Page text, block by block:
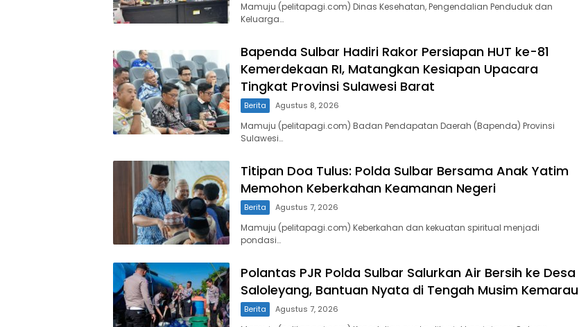
Mamuju (pelitapagi.com) Dinas Kesehatan, Pengendalian Penduduk dan
Keluarga…
Bapenda Sulbar Hadiri Rakor Persiapan HUT ke-81
Kemerdekaan RI, Matangkan Kesiapan Upacara
Tingkat Provinsi Sulawesi Barat
Berita Agustus 8, 2026
Mamuju (pelitapagi.com) Badan Pendapatan Daerah (Bapenda) Provinsi
Sulawesi…
Titipan Doa Tulus: Polda Sulbar Bersama Anak Yatim
Memohon Keberkahan Keamanan Negeri
Berita Agustus 7, 2026
Mamuju (pelitapagi.com) Keberkahan dan kekuatan spiritual menjadi
pondasi…
Polantas PJR Polda Sulbar Salurkan Air Bersih ke Desa
Saloleyang, Bantuan Nyata di Tengah Musim Kemarau
Berita Agustus 7, 2026